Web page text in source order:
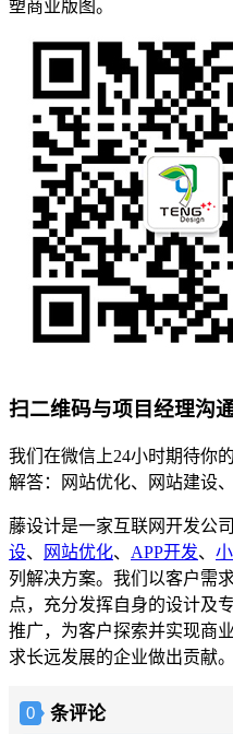
塑商业版图。
扫二维码与项目经理沟
我们在微信上24小时期待你
解答：网站优化、网站建设
藤设计是一家互联网开发公
设、 网站优化、 APP开发、
列解决方案。我们以客户需
点，充分发挥自身的设计及
推广，为客户探索并实现商
求长远发展的企业做出贡献。
0 条评论